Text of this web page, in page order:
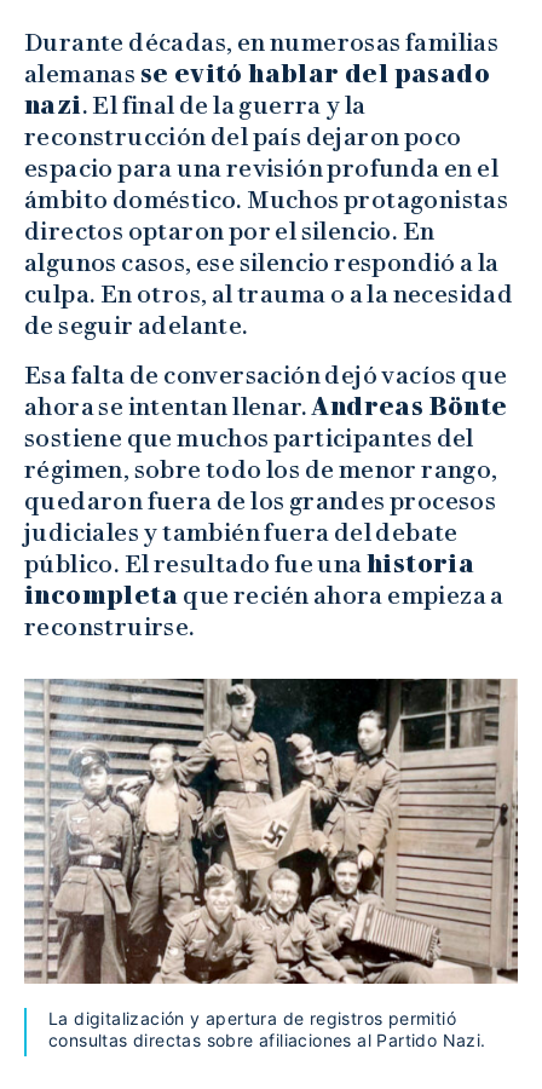
Durante décadas, en numerosas familias
alemanas se evitó hablar del pasado
nazi. El final de la guerra y la
reconstrucción del país dejaron poco
espacio para una revisión profunda en el
ámbito doméstico. Muchos protagonistas
directos optaron por el silencio. En
algunos casos, ese silencio respondió a la
culpa. En otros, al trauma o a la necesidad
de seguir adelante.
Esa falta de conversación dejó vacíos que
ahora se intentan llenar. Andreas Bönte
sostiene que muchos participantes del
régimen, sobre todo los de menor rango,
quedaron fuera de los grandes procesos
judiciales y también fuera del debate
público. El resultado fue una historia
incompleta que recién ahora empieza a
reconstruirse.
La digitalización y apertura de registros permitió
consultas directas sobre afiliaciones al Partido Nazi.